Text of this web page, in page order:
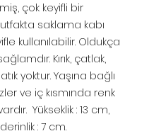
çok keyifli bir
saklama kabı
kullanılabilir. Oldukça
Kırık, çatlak,
yoktur. Yaşına bağlı
ve iç kısmında renk
Yükseklik : 13 cm,
: 7 cm.